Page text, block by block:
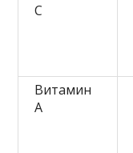
С
Витамин
А